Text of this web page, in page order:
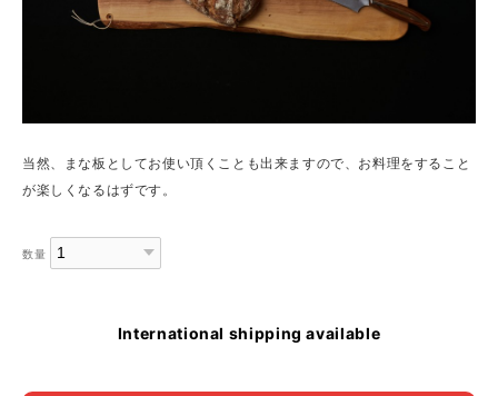
当然、まな板としてお使い頂くことも出来ますので、お料理をすること
が楽しくなるはずです。
数量
International shipping available